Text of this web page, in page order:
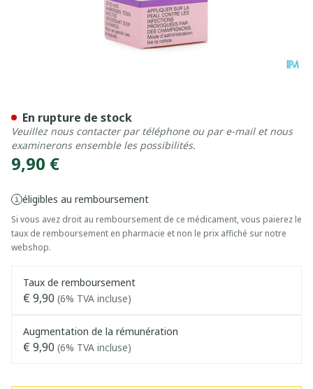
9,90 €
éligibles au remboursement
Si vous avez droit au remboursement de ce médicament, vous paierez le
taux de remboursement en pharmacie et non le prix affiché sur notre
webshop.
Taux de remboursement
€ 9,90 (6% TVA incluse)
Augmentation de la rémunération
€ 9,90 (6% TVA incluse)
En rupture de stock
Veuillez nous contacter par téléphone ou par e-mail et nous
examinerons ensemble les possibilités.